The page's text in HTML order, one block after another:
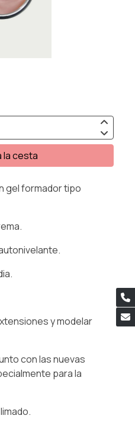
la cesta
gel formador tipo
y modelar
con las nuevas
para la